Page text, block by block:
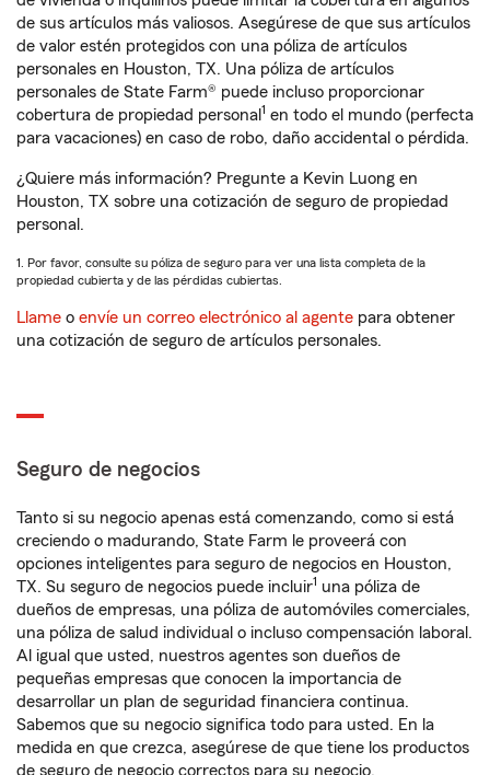
de sus artículos más valiosos. Asegúrese de que sus artículos
de valor estén protegidos con una póliza de artículos
personales en Houston, TX. Una póliza de artículos
personales de State Farm® puede incluso proporcionar
cobertura de propiedad personal 1 en todo el mundo (perfecta
para vacaciones) en caso de robo, daño accidental o pérdida.
¿Quiere más información? Pregunte a Kevin Luong en
Houston, TX sobre una cotización de seguro de propiedad
personal.
1. Por favor, consulte su póliza de seguro para ver una lista completa de la
propiedad cubierta y de las pérdidas cubiertas.
Llame o envíe un correo electrónico al agente para obtener
una cotización de seguro de artículos personales.
Seguro de negocios
Tanto si su negocio apenas está comenzando, como si está
creciendo o madurando, State Farm le proveerá con
opciones inteligentes para seguro de negocios en Houston,
TX. Su seguro de negocios puede incluir1 una póliza de
dueños de empresas, una póliza de automóviles comerciales,
una póliza de salud individual o incluso compensación laboral.
Al igual que usted, nuestros agentes son dueños de
pequeñas empresas que conocen la importancia de
desarrollar un plan de seguridad financiera continua.
Sabemos que su negocio significa todo para usted. En la
medida en que crezca, asegúrese de que tiene los productos
de seguro de negocio correctos para su negocio.